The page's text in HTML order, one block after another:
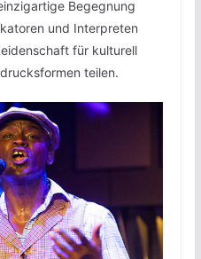
Begegnung
und Interpreten
für kulturell
teilen.